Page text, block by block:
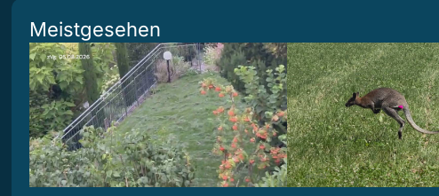
Meistgesehen